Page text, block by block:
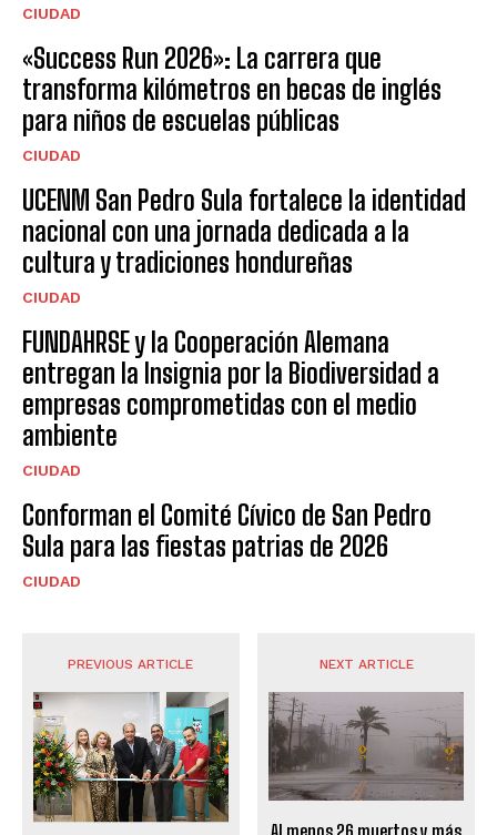
CIUDAD
«Success Run 2026»: La carrera que
transforma kilómetros en becas de inglés
para niños de escuelas públicas
CIUDAD
UCENM San Pedro Sula fortalece la identidad
nacional con una jornada dedicada a la
cultura y tradiciones hondureñas
CIUDAD
FUNDAHRSE y la Cooperación Alemana
entregan la Insignia por la Biodiversidad a
empresas comprometidas con el medio
ambiente
CIUDAD
Conforman el Comité Cívico de San Pedro
Sula para las fiestas patrias de 2026
CIUDAD
PREVIOUS ARTICLE NEXT ARTICLE